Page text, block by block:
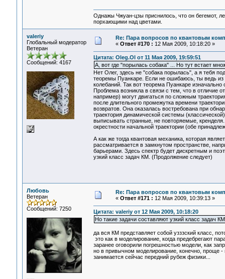
Однажы Чжуан-цзы приснилось, что он бегемот,
порхающими над цветами.
valeriy
Глобальный модератор
Ветеран
Сообщений: 4167
Re: Пара вопросов по квантовым
« Ответ #170 : 12 Мая 2009, 10:18:20 »
Цитата: Oleg.Ol от 11 Мая 2009, 19:59:51
А, вот где "порылась собака" ... Но тут встает
Нет Олег, здесь не "собака порылась", а я тебя
теоремы Пуанкаре. Если не ошибаюсь, ты ведь
колебаний. Так вот теорема Пуанкаре
Проблема возникла в связи с тем, что в отличие
например) могут двигаться по сложным
после длительного промежутка времени
возвратов. Она оказалась востребована при
траектория динамической системы
выписывать странные, не повторяемые, кренделя.
окрестности начальной траектории (обе
А как же тогда квантовая механика, которая
рассматривается в замкнутом пространстве,
барьерами. Здесь спектр будет дискретным и
узкий класс задач КМ. (Продолжение следует)
Любовь
Ветеран
Сообщений: 7250
Re: Пара вопросов по квантовым
« Ответ #171 : 12 Мая 2009, 10:39:13 »
Цитата: valeriy от 12 Мая 2009, 10:18:20
Но такие задачи составляют узкий класс задач
да вся КМ представляет собой узззский класс,
это как в моделирование, когда предебрегают
заранее оговорили погрешностью модели, как
но в привычном моделирование, конечно, проще -
занимается сейчас передний рубеж физики...